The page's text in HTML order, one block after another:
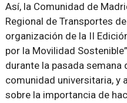
Así, la Comunidad de
Regional de Transportes
organización de la II
por la Movilidad
durante la pasada semana
comunidad universitaria, y
sobre la importancia de